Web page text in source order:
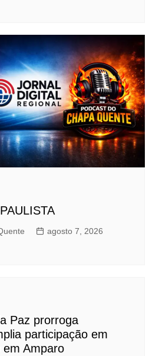
agosto 7, 2026
Paz prorroga
participação em
Amparo